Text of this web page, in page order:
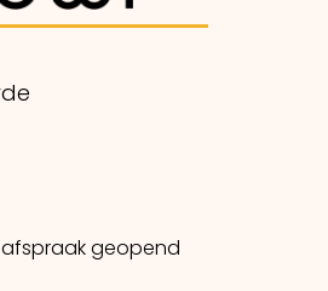
afspraak geopend